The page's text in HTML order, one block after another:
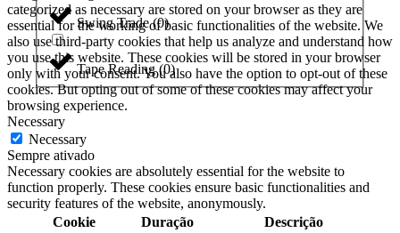
Swing Trade(0)
Tape Reading(0)
categorized as necessary are stored on your browser as they are
essential for the working of basic functionalities of the website. We
also use third-party cookies that help us analyze and understand how
you use this website. These cookies will be stored in your browser
only with your consent. You also have the option to opt-out of these
cookies. But opting out of some of these cookies may affect your
browsing experience.
Necessary
Necessary
Sempre ativado
Necessary cookies are absolutely essential for the website to
function properly. These cookies ensure basic functionalities and
security features of the website, anonymously.
Cookie
Duração Descrição